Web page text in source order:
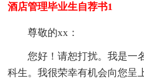
酒店管理毕业生自荐书1
尊敬的xx：
您好！请恕打扰。我是一
科生。我很荣幸有机会向您呈